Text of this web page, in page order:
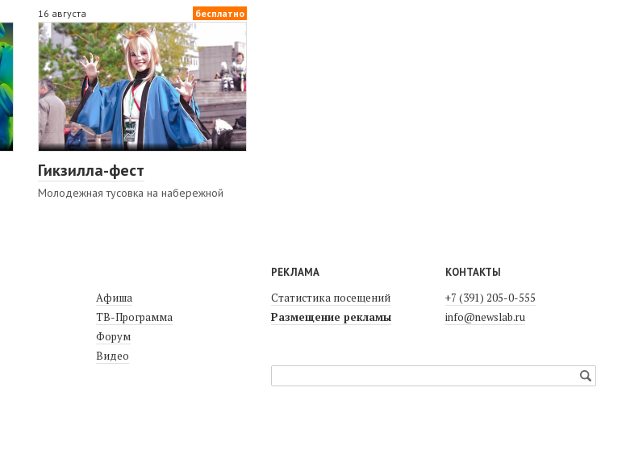
16 августа бесплатно
Гикзилла-фест
Молодежная тусовка на набережной
Афиша
ТВ-Программа
Форум
Видео
РЕКЛАМА
Статистика посещений
Размещение рекламы
КОНТАКТЫ
+7 (391) 205-0-555
info@newslab.ru